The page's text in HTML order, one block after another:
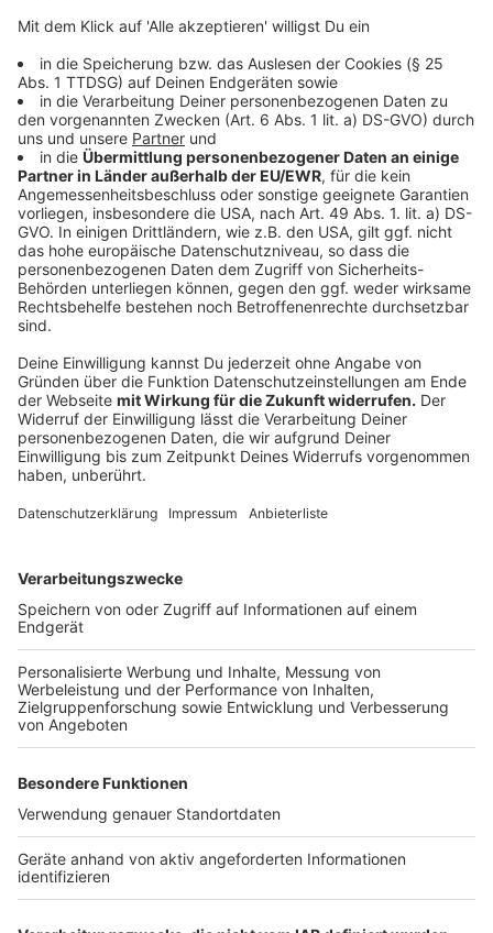
garen.
Die Schale abziehen und mit den Gewürzen im
Thermomix 5 Minuten durchmixen.
Geschmorte Möhren:
Die Möhren putzen und schälen. In der Butter
anschwitzen mit Zucker Salz und Pfeffer würzen
und glasieren .Mit etwas Mineralwasser ablöschen
und garziehen lassen.
Anzeige
Das ist der Kitchen Club by Nelson Müller:
Anzeige
Bei euch läuft das Radio in der Küche, bei uns die
Küche im Radio. Starkoch Nelson Müller lädt uns
Nachkochen oder Nachkochen lassen. Nelson nimmt
uns mit in seine Küche und weiht uns in die
Geheimnisse eines bekannten Profikochs ein. Der
Kitchen Club by Nelson Müller ist etwas für alle
Gourmets und Gourmüsen. Für alle von euch, die
wissen, dass Kardamom ein Gewürz ist und kein
Ersatzteil fürs Auto. Das ist "Foodtainment" der
Extraklasse. Feinste Küche, die man überall genießen
oder wie Nelson es sagt: "Macht nix, wenn's
schmeckt!"
Nelson Müller live erleben? Hier gibt esInfos zu den